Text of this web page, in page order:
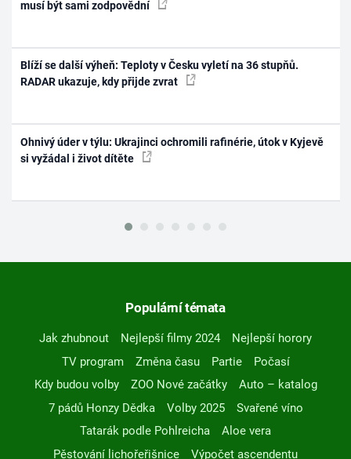
musí být sami zodpovědní
Blíží se další výheň: Teploty v Česku vyletí na 36 stupňů.
RADAR ukazuje, kdy přijde zvrat
Ohnivý úder v týlu: Ukrajinci ochromili rafinérie, útok v Kyjevě
si vyžádal i život dítěte
Populární témata
Jak zhubnout Nejlepší filmy 2024
Nejlepší horory
TV program
Změna času Partie
Počasí
Kdy budou volby
ZOO Nové začátky
Auto – katalog
7 pádů Honzy Dědka
Volby 2025
Svařené víno
Tatarák podle Pohlreicha
Aloe vera
Pěstování lichořeřišnice
Výpočet ascendentu